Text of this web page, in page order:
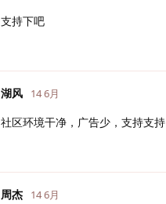
支持下吧
湖风 14 6月
社区环境干净，广告少，支持支持
周杰 14 6月